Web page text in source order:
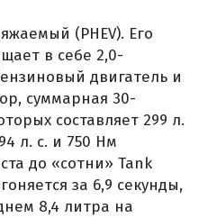
(PHEV). Его
в себе 2,0-
двигатель и
суммарная 30-
составляет 299 л.
л. с. и 750 Нм
до «сотни» Tank
за 6,9 секунды,
8,4 литра на